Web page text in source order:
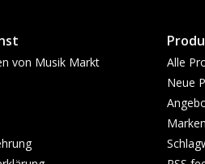
von Musik Markt
Alle
Neue
Marken